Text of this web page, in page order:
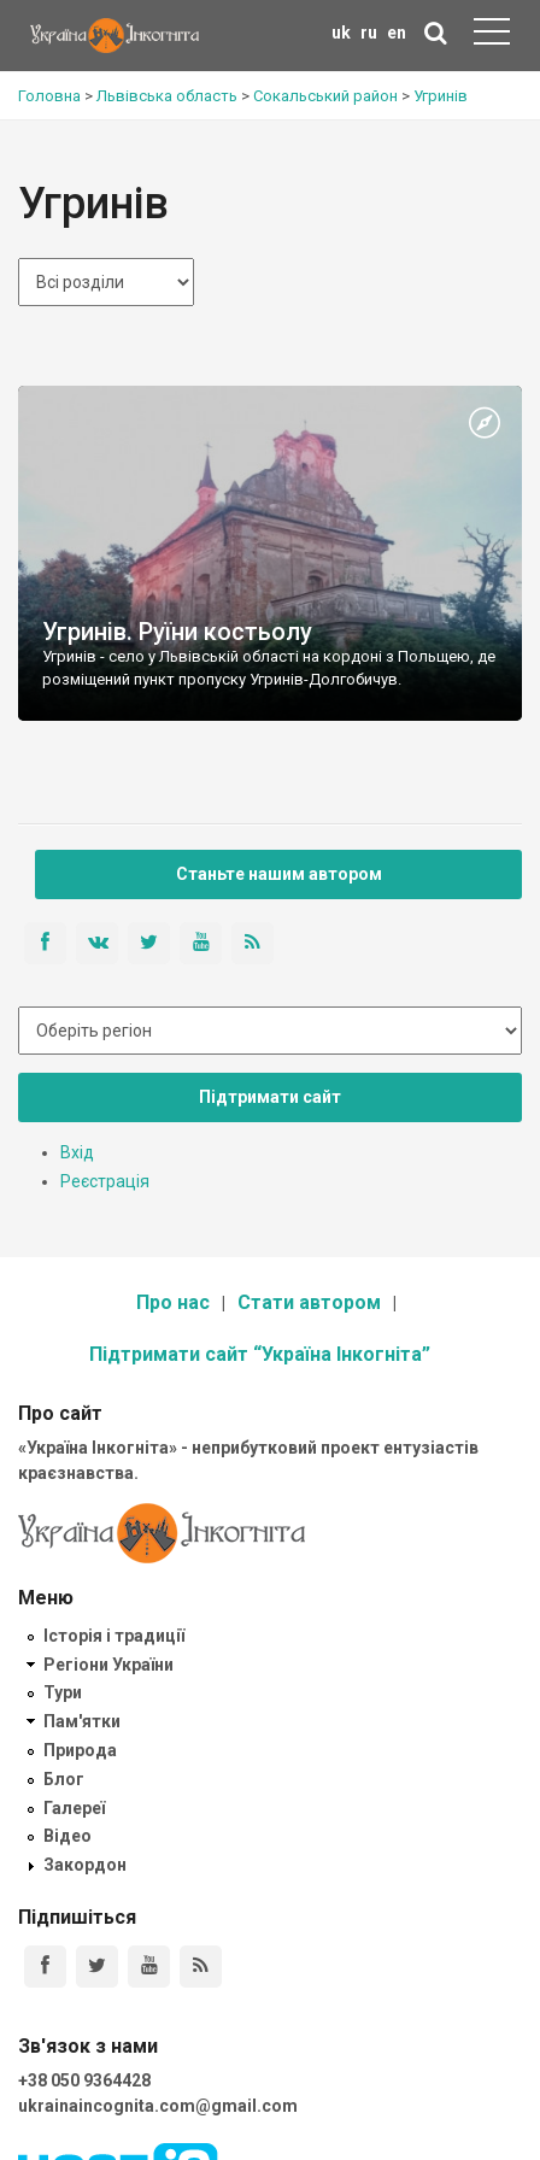
uk ru en
Головна >Львівська область > Сокальський район > Угринів
Угринів
Угринів. Руїни костьолу
Угринів - село у Львівській області на кордоні з Польщею, де
розміщений пункт пропуску Угринів-Долгобичув.
Станьте нашим автором
Підтримати сайт
Вхід
Реєстрація
Про нас Стати автором
Підтримати сайт “Україна Інкогніта”
Про сайт
«Україна Інкогніта» - неприбутковий проект ентузіастів
краєзнавства.
Меню
Історія і традиції
Регіони України
Тури
Пам'ятки
Природа
Блог
Галереї
Відео
Закордон
Підпишіться
Зв'язок з нами
+38 050 9364428
ukrainaincognita.com@gmail.com